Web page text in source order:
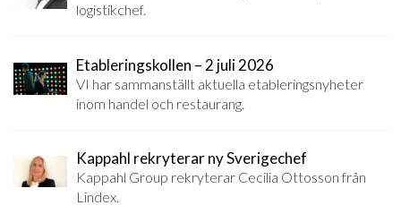
logistikchef.
Etableringskollen – 2 juli 2026
VI har sammanställt aktuella etableringsnyheter
inom handel och restaurang.
Kappahl rekryterar ny Sverigechef
Kappahl Group rekryterar Cecilia Ottosson från
Lindex.